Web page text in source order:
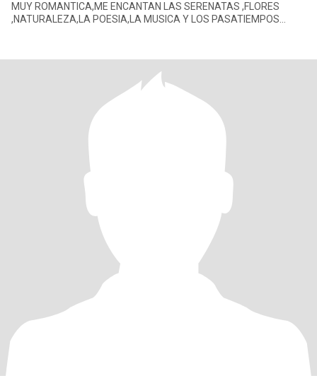
MUY ROMANTICA,ME ENCANTAN LAS SERENATAS ,FLORES
,NATURALEZA,LA POESIA,LA MUSICA Y LOS PASATIEMPOS